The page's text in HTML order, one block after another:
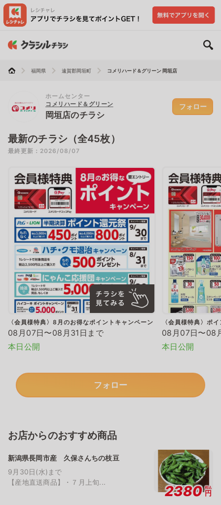
福岡県 遠賀郡岡垣町 コメリハード＆グリーン 岡垣店
ホームセンター
コメリハード＆グリーン
岡垣店のチラシ
フォロー
最新のチラシ（全45枚）
最終更新：2026/08/07
〈会員様特典〉8月のお得なポイントキャンペーン
08月07日〜08月31日まで
本日公開
〈会員様特典〉ポ
08月07日〜08
本日公開
フォロー
お店からのおすすめ商品
新潟県長岡市産 久保さんちの枝豆
9月30日(水)まで
【産地直送商品】・７月上旬...
2380 税込
円